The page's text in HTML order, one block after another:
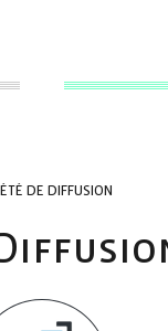
DE DIFFUSION